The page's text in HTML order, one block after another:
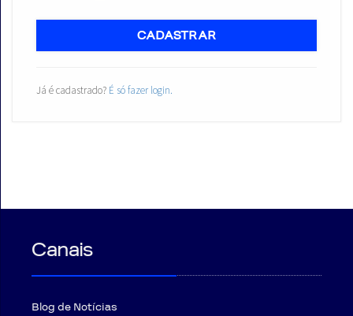
CADASTRAR
Já é cadastrado? É só fazer login.
Canais
Blog de Notícias